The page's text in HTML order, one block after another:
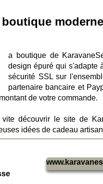
boutique moderne
a boutique de
design épuré qui s'adapte
sécurité SSL sur
partenaire bancaire et
de votre commande.
vite découvrir le site de
idées de cadeau